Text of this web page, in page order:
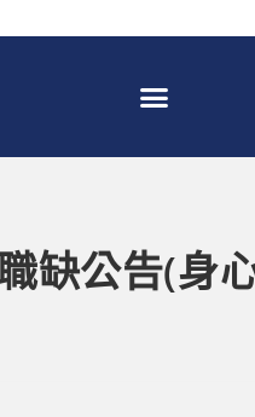
缺公告(身